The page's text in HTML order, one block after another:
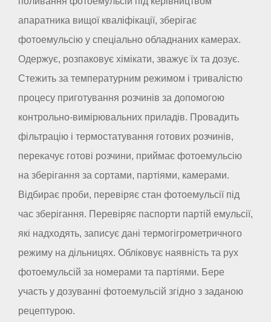
апаратника вищої кваліфікації, зберігає
фотоемульсію у спеціально обладнаних камерах.
Одержує, розпаковує хімікати, зважує їх та дозує.
Стежить за температурним режимом і тривалістю
процесу приготування розчинів за допомогою
контрольно-вимірювальних приладів. Провадить
фільтрацію і термостатування готових розчинів,
перекачує готові розчини, приймає фотоемульсію
на зберігання за сортами, партіями, камерами.
Відбирає проби, перевіряє стан фотоемульсії під
час зберігання. Перевіряє паспорти партій емульсії,
які надходять, записує дані термогігрометричного
режиму на дільницях. Обліковує наявність та рух
фотоемульсій за номерами та партіями. Бере
участь у дозуванні фотоемульсій згідно з заданою
рецептурою.